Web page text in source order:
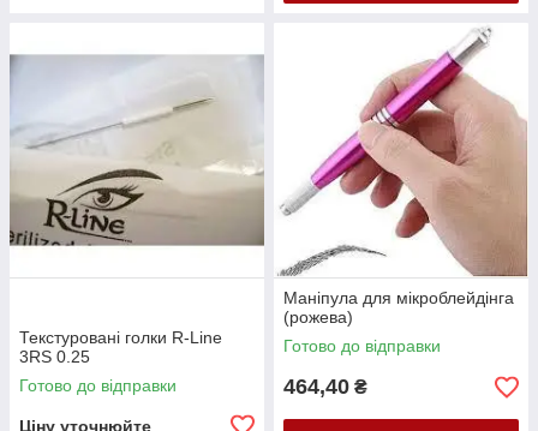
Текстуровані голки R-Line
3RS 0.25
Готово до відправки
Ціну уточнюйте
Маніпула для мікроблейдінга
(рожева)
Готово до відправки
464,40 ₴